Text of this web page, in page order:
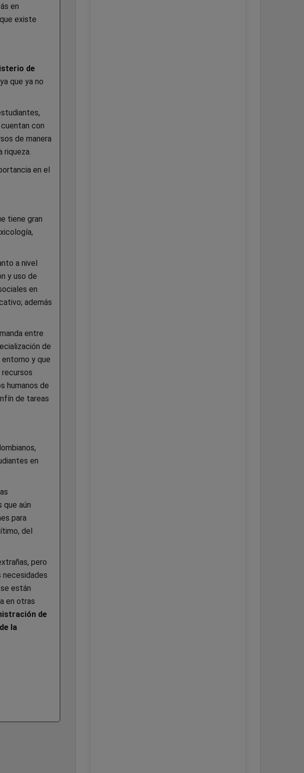
en
existe
de
que ya no
con
de manera
riqueza.
en el
tiene gran
a nivel
y uso de
en
además
entre
de
y que
humanos de
de tareas
en
que aún
para
del
pero
necesidades
están
en otras
de
la